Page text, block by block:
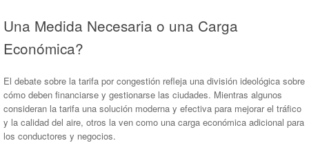
Una Medida Necesaria o una Carga
Económica?
El debate sobre la tarifa por congestión refleja una división ideológica sobre
cómo deben financiarse y gestionarse las ciudades. Mientras algunos
consideran la tarifa una solución moderna y efectiva para mejorar el tráfico
y la calidad del aire, otros la ven como una carga económica adicional para
los conductores y negocios.